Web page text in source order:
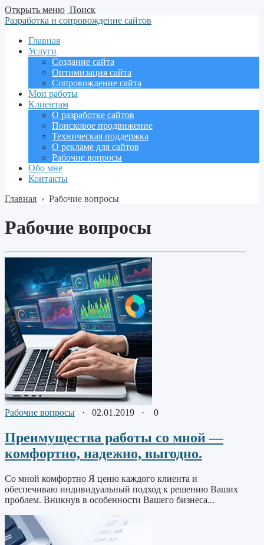
Открыть меню Поиск
Разработка и сопровождение сайтов
Главная
Услуги
Создание сайта
Оптимизация сайта
Сопровождение сайта
Мои работы
Клиентам
О разработке сайтов
Поисковое продвижение
Техническая поддержка
О рекламе для сайтов
Рабочие вопросы
Обо мне
Контакты
Главная › Рабочие вопросы
Рабочие вопросы
Рабочие вопросы · 02.01.2019 · 0
Преимущества работы со мной —
комфортно, надежно, выгодно.
Со мной комфортно Я ценю каждого клиента и
обеспечиваю индивидуальный подход к решению Ваших
проблем. Вникнув в особенности Вашего бизнеса...